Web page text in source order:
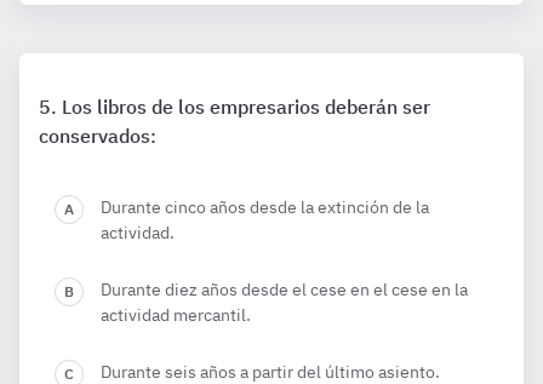
Los libros de los empresarios deberán ser
conservados:
Durante cinco años desde la extinción de la
actividad.
Durante diez años desde el cese en el cese en la
actividad mercantil.
Durante seis años a partir del último asiento.